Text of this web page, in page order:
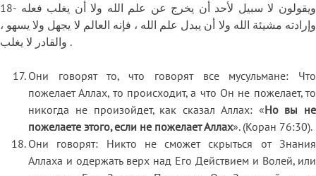
18- ويقولون لا سبيل لأحد أن يخرج عن علم الله ولا أن يغلب فعله
وإرادته مشيئة الله ولا أن يبدل علم الله ، فإنه العالم لا يجهل ولا يسهو ،
والقادر لا يغلب .
Они говорят то, что говорят все мусульмане: Что
пожелает Аллах, то происходит, а что Он не пожелает, то
никогда не произойдет, как сказал Аллах: «Но вы не
пожелаете этого, если не пожелает Аллах». (Коран 76:30).
Они говорят: Никто не сможет скрыться от Знания
Аллаха и одержать верх над Его Действием и Волей, или